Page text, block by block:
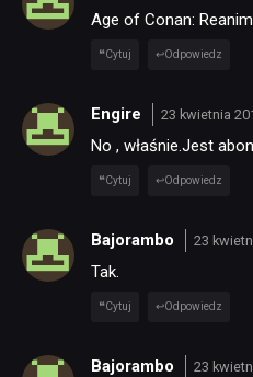
Age of Conan:
Cytuj Odpowiedz
Engire 23 kwietnia
No , właśnie.Jest
Cytuj Odpowiedz
Bajorambo 23
Tak.
Cytuj Odpowiedz
Bajorambo 23